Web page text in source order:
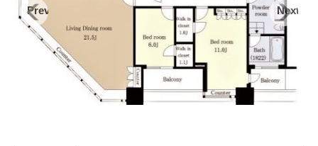
Previous Next